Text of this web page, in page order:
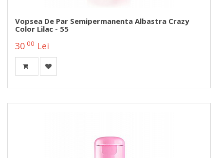
Vopsea De Par Semipermanenta Albastra Crazy
Color Lilac - 55
30 00 Lei